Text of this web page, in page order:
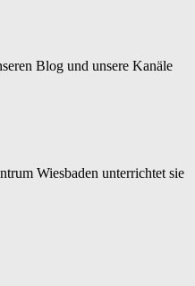
Blog und unsere Kanäle
Wiesbaden unterrichtet sie